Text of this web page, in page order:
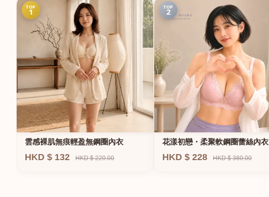
TOP
1
雲感裸肌無痕輕盈無鋼圈內衣
HKD $ 132 HKD $ 220.00
TOP
2
花漾初戀・柔聚軟鋼圈蕾絲內衣
HKD $ 228 HKD $ 380.00